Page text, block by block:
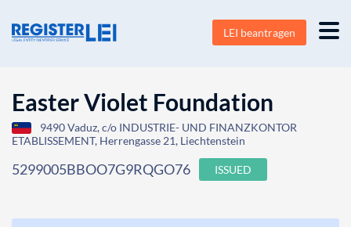
LEI beantragen
Easter Violet Foundation
9490 Vaduz, c/o INDUSTRIE- UND FINANZKONTOR
ETABLISSEMENT, Herrengasse 21, Liechtenstein
5299005BBOO7G9RQGO76 ISSUED